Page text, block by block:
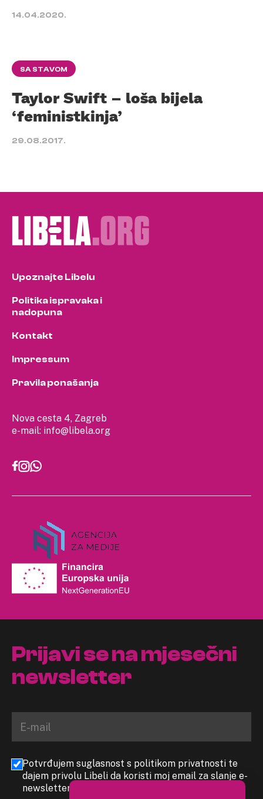
14.04.2020.
SA STAVOM
Taylor Swift – loša bijela
‘feministkinja’
29.08.2017.
Nova cesta 4, Zagreb
e-mail: info@libela.org
Upoznajte Libelu
Politika ispravaka i
nadopuna
Kontakt
Impressum
Pravila ponašanja
Prijavi se na mjesečni
newsletter
Potvrđujem suglasnost s politikom privatnosti te
dajem privolu Libeli da koristi moj email za slanje e-
newslettera